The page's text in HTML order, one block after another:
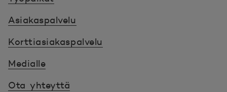
Asiakaspalvelu
Korttiasiakaspalvelu
Medialle
Ota yhteyttä